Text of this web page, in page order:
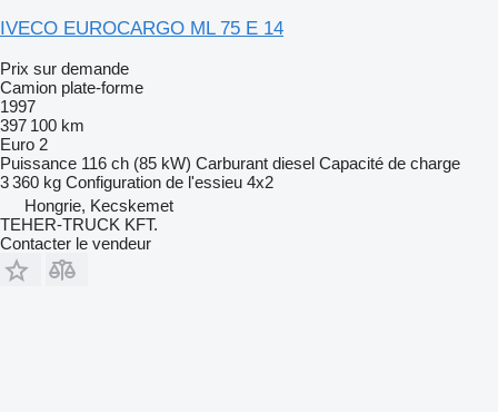
IVECO EUROCARGO ML 75 E 14
Prix sur demande
Camion plate-forme
1997
397 100 km
Euro 2
Puissance 116 ch (85 kW) Carburant diesel Capacité de charge
3 360 kg Configuration de l'essieu 4x2
Hongrie, Kecskemet
TEHER-TRUCK KFT.
Contacter le vendeur